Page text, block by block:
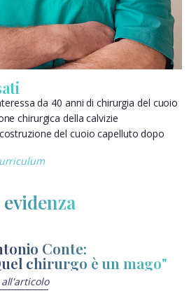
da 40 anni di chirurgia del cuoio
chirurgica della calvizie
del cuoio capelluto dopo
Conte:
chirurgo è un mago"
all'articolo